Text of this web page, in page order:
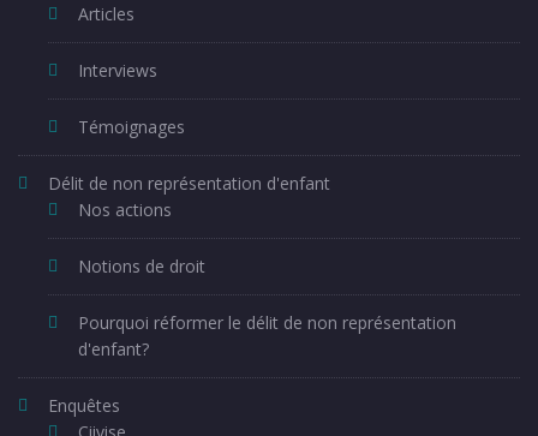
Articles
Interviews
Témoignages
Délit de non représentation d'enfant
Nos actions
Notions de droit
Pourquoi réformer le délit de non représentation
d'enfant?
Enquêtes
Ciivise